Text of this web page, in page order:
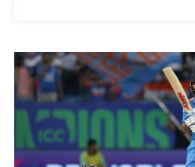
सांसद
डॉ
बिनोद
बिंद
ने
दी
बधाई